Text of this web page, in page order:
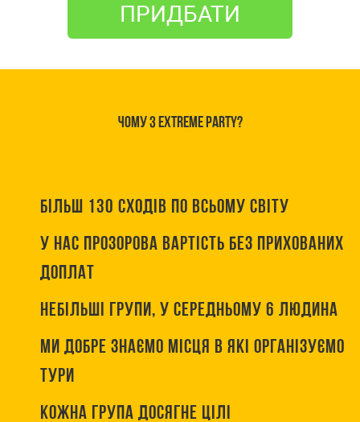
ПРИДБАТИ
ЧОМУ З EXTREME PARTY?
БІЛЬШ 130 СХОДІВ ПО ВСЬОМУ СВІТУ
У НАС ПРОЗОРОВА ВАРТІСТЬ БЕЗ ПРИХОВАНИХ
ДОПЛАТ
НЕБІЛЬШІ ГРУПИ, У СЕРЕДНЬОМУ 6 ЛЮДИНА
МИ ДОБРЕ ЗНАЄМО МІСЦЯ В ЯКІ ОРГАНІЗУЄМО
ТУРИ
КОЖНА ГРУПА ДОСЯГНЕ ЦІЛІ